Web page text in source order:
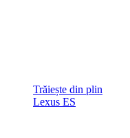
Trăiește din plin
Lexus ES